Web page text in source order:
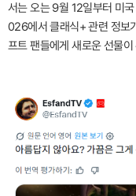
서는 오는 9월 12일부터 미
026에서 클래식+ 관련 정보
프트 팬들에게 새로운 선물